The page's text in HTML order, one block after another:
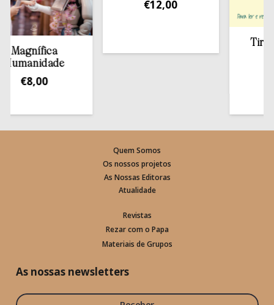
8,00
12,00
Tirar a
Quem Somos
Os nossos projetos
As Nossas Editoras
Atualidade
Revistas
Rezar com o Papa
Materiais de Grupos
As nossas newsletters